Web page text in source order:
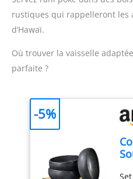
rustiques qui rappelleront les
d’Hawaï.
Où trouver la vaisselle
parfaite ?
-5%